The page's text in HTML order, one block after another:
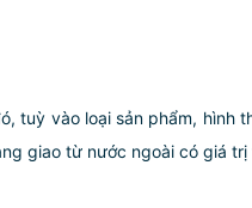
tuỳ vào loại sản phẩm,
giao từ nước ngoài có giá